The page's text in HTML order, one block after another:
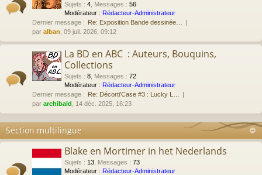
Sujets : 4 Messages : 56
Modérateur : Rédacteur-Administrateur
Dernier message : Re: Exposition Bande dessinée…
par alban , 09 juil. 2026, 09:12
La BD en ABC : Auteurs, Bouquins,
Collections
Sujets : 8 Messages : 72
Modérateur : Rédacteur-Administrateur
Dernier message : Re: Décorti'Case #3 : Lucky L…
par archibald , 14 déc. 2025, 16:23
Section multilingue
Blake en Mortimer in het Nederlands
Sujets : 13 Messages : 73
Modérateur : Rédacteur-Administrateur